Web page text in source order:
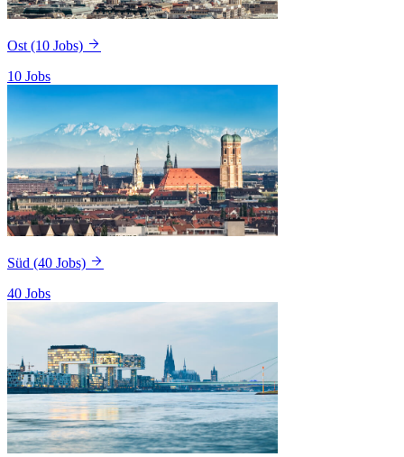
Ost (10 Jobs)
10 Jobs
Süd (40 Jobs)
40 Jobs